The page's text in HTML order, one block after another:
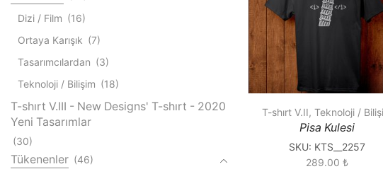
T-shırt V.II, Teknoloji /
Pisa Kulesi
SKU: KTS__2257
289.00 ₺
Dizi / Film (16)
Ortaya Karışık (7)
Tasarımcılardan (3)
Teknoloji / Bilişim (18)
T-shırt V.III - New Designs' T-shırt - 2020
Yeni Tasarımlar
(30)
Tükenenler (46)